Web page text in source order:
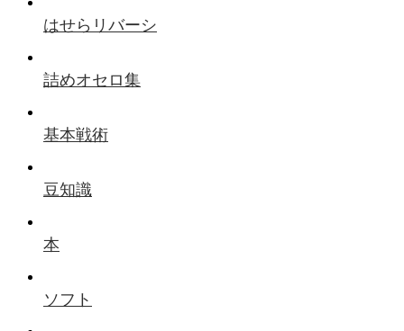
はせらリバーシ
詰めオセロ集
基本戦術
豆知識
本
ソフト